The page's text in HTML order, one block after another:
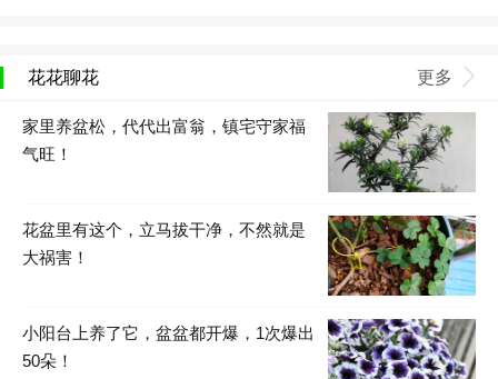
花花聊花 更多
家里养盆松，代代出富翁，镇宅守家福
气旺！
花盆里有这个，立马拔干净，不然就是
大祸害！
小阳台上养了它，盆盆都开爆，1次爆出
50朵！